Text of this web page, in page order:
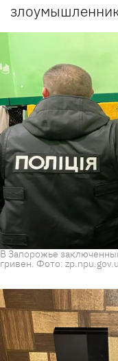
В Запорожье
гривен. Фото: